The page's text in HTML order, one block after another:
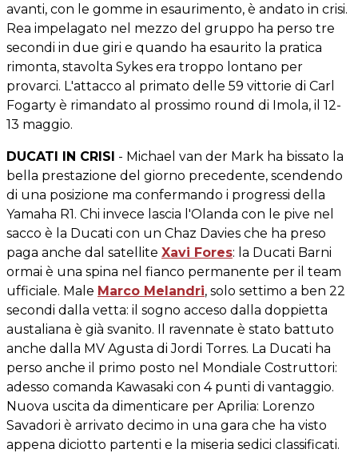
avanti, con le gomme in esaurimento, è andato in crisi.
Rea impelagato nel mezzo del gruppo ha perso tre
secondi in due giri e quando ha esaurito la pratica
rimonta, stavolta Sykes era troppo lontano per
provarci. L'attacco al primato delle 59 vittorie di Carl
Fogarty è rimandato al prossimo round di Imola, il 12-
13 maggio.
DUCATI IN CRISI - Michael van der Mark ha bissato la
bella prestazione del giorno precedente, scendendo
di una posizione ma confermando i progressi della
Yamaha R1. Chi invece lascia l'Olanda con le pive nel
sacco è la Ducati con un Chaz Davies che ha preso
paga anche dal satellite Xavi Fores: la Ducati Barni
ormai è una spina nel fianco permanente per il team
ufficiale. Male Marco Melandri, solo settimo a ben 22
secondi dalla vetta: il sogno acceso dalla doppietta
austaliana è già svanito. Il ravennate è stato battuto
anche dalla MV Agusta di Jordi Torres. La Ducati ha
perso anche il primo posto nel Mondiale Costruttori:
adesso comanda Kawasaki con 4 punti di vantaggio.
Nuova uscita da dimenticare per Aprilia: Lorenzo
Savadori è arrivato decimo in una gara che ha visto
appena diciotto partenti e la miseria sedici classificati.